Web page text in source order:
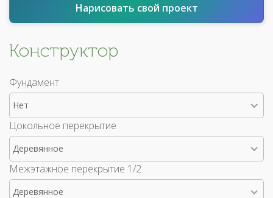
Нарисовать свой проект
Конструктор
Фундамент
Нет
Цокольное перекрытие
Деревянное
Межэтажное перекрытие 1/2
Деревянное